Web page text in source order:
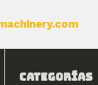
Categorías